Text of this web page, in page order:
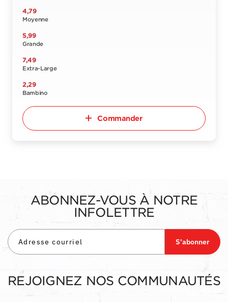
4,79
Moyenne
5,99
Grande
7,49
Extra-Large
2,29
Bambino
Commander
ABONNEZ-VOUS À NOTRE
INFOLETTRE
S'abonner
REJOIGNEZ NOS COMMUNAUTÉS